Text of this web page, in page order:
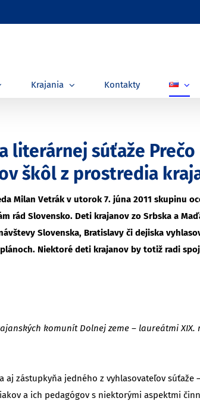
Krajania Kontakty
literárnej súťaže
škôl z prostredia
Milan Vetrák v utorok 7. júna 2011 skupinu
rád Slovensko. Deti krajanov zo Srbska a
Slovenska, Bratislavy či dejiska
Niektoré deti krajanov by totiž radi
komunít Dolnej zeme – laureátmi
zástupkyňa jedného z vyhlasovateľov súťaže
a ich pedagógov s niektorými aspektmi